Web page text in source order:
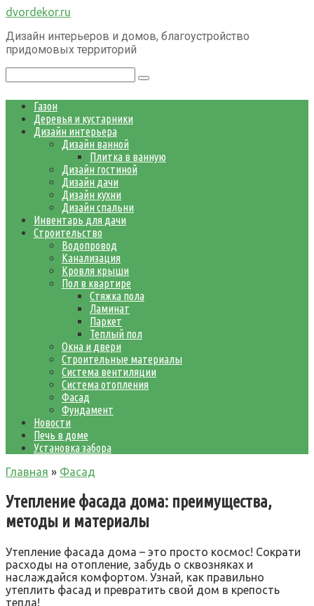
Перейти
контенту
dvordekor.ru
Дизайн интерьеров и домов, благоустройство
придомовых территорий
Газон
Деревья и кустарники
Дизайн интерьера
Дизайн ванной
Плитка в ванную
Дизайн гостиной
Дизайн дачи
Дизайн кухни
Дизайн спальни
Инвентарь для дачи
Строительство
Водопровод
Канализация
Кровля крыши
Пол в квартире
Стяжка пола
Ламинат
Паркет
Теплый пол
Окна и двери
Строительные материалы
Система вентиляции
Система отопления
Фасад
Фундамент
Новости
Печь в доме
Установка забора
Главная » Фасад
Утепление фасада дома: преимущества,
методы и материалы
Утепление фасада дома – это просто космос! Сократи
расходы на отопление, забудь о сквозняках и
наслаждайся комфортом. Узнай, как правильно
утеплить фасад и превратить свой дом в крепость
тепла!